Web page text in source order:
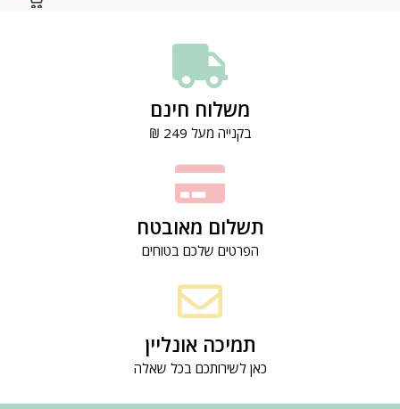
משלוח חינם
בקנייה מעל 249 ₪
תשלום מאובטח
הפרטים שלכם בטוחים
תמיכה אונליין
כאן לשירותכם בכל שאלה